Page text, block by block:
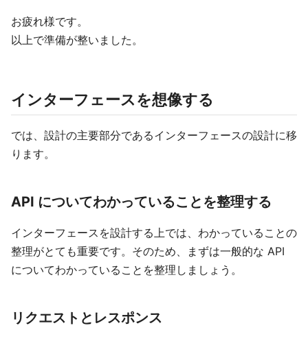
お疲れ様です。
以上で準備が整いました。
インターフェースを想像する
では、設計の主要部分であるインターフェースの設計に移
ります。
API についてわかっていることを整理する
インターフェースを設計する上では、わかっていることの
整理がとても重要です。そのため、まずは一般的な API
についてわかっていることを整理しましょう。
リクエストとレスポンス